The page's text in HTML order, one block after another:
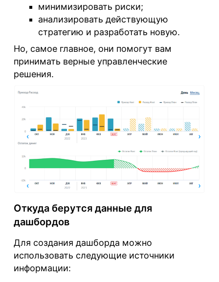
минимизировать риски;
анализировать действующую
стратегию и разработать новую.
Но, самое главное, они помогут вам
принимать верные управленческие
решения.
Откуда берутся данные для
дашбордов
Для создания дашборда можно
использовать следующие источники
информации: